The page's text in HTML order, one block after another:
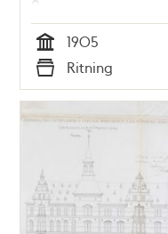
2
Tid
1905
Typ
Ritning